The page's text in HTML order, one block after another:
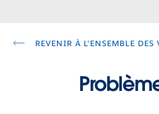
REVENIR À L'ENSEMBLE DES